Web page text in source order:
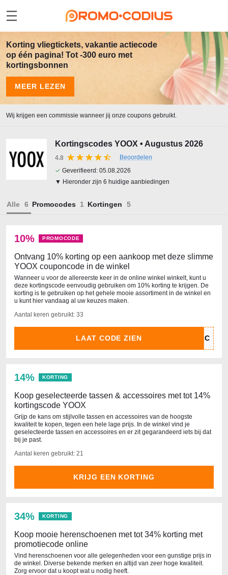
Korting vliegtickets, vakantie actiecode
op één pagina! Tot -300 euro met
kortingsbonnen
MEER LEZEN
Wij krijgen een commissie wanneer jij onze coupons gebruikt.
Kortingscodes YOOX • Augustus 2026
4.8
Beoordelen
✓ Geverifieerd: 05.08.2026
▼ Hieronder zijn 6 huidige aanbiedingen
Alle Promocodes Kortingen
10% PROMOCODE
Ontvang 10% korting op een aankoop met deze slimme
YOOX couponcode in de winkel
Wanneer u voor de allereerste keer in de online winkel winkelt, kunt u
deze kortingscode eenvoudig gebruiken om 10% korting te krijgen. De
korting is te gebruiken op het gehele mooie assortiment in de winkel en
u kunt hier vandaag al uw keuzes maken.
Aantal keren gebruikt: 33
LAAT CODE ZIEN
14% KORTING
Koop geselecteerde tassen & accessoires met tot 14%
kortingscode YOOX
Grijp de kans om stijlvolle tassen en accessoires van de hoogste
kwaliteit te kopen, tegen een hele lage prijs. In de winkel vind je
geselecteerde tassen en accessoires en er zit gegarandeerd iets bij dat
bij je past.
Aantal keren gebruikt: 21
KRIJG EEN KORTING
34% KORTING
Koop mooie herenschoenen met tot 34% korting met
promotiecode online
Vind herenschoenen voor alle gelegenheden voor een gunstige prijs in
de winkel. Diverse bekende merken en altijd van zeer hoge kwaliteit.
Zorg ervoor dat u koopt wat u nodig heeft.